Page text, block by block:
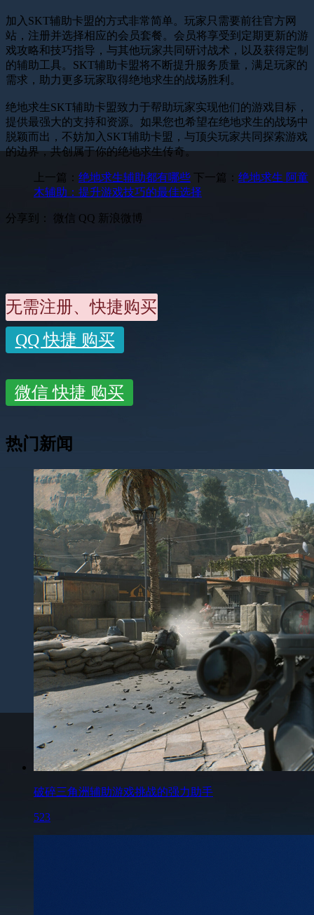
加入SKT辅助卡盟的方式非常简单。玩家只需要前往官方网
站，注册并选择相应的会员套餐。会员将享受到定期更新的游
戏攻略和技巧指导，与其他玩家共同研讨战术，以及获得定制
的辅助工具。SKT辅助卡盟将不断提升服务质量，满足玩家的
需求，助力更多玩家取得绝地求生的战场胜利。
绝地求生SKT辅助卡盟致力于帮助玩家实现他们的游戏目标，
提供最强大的支持和资源。如果您也希望在绝地求生的战场中
脱颖而出，不妨加入SKT辅助卡盟，与顶尖玩家共同探索游戏
的边界，共创属于你的绝地求生传奇。
上一篇： 绝地求生辅助都有哪些 下一篇： 绝地求生 阿童
木辅助：提升游戏技巧的最佳选择
分享到： 微信 QQ 新浪微博
无需注册、快捷购买
QQ 快捷 购买
微信 快捷 购买
热门新闻
破碎三角洲辅助游戏挑战的强力助手
523